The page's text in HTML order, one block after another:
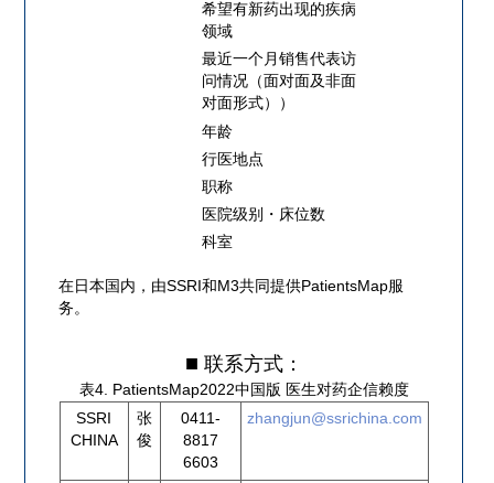
希望有新药出现的疾病
领域
最近一个月销售代表访
问情况（面对面及非面
对面形式））
年龄
行医地点
职称
医院级别・床位数
科室
在日本国内，由SSRI和M3共同提供PatientsMap服
务。
联系方式：
表4. PatientsMap2022中国版 医生对药企信赖度
SSRI
CHINA
张
俊
0411-
8817
6603
zhangjun@ssrichina.com